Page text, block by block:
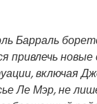
Барраль
новые
включая
Ле Мэр, не